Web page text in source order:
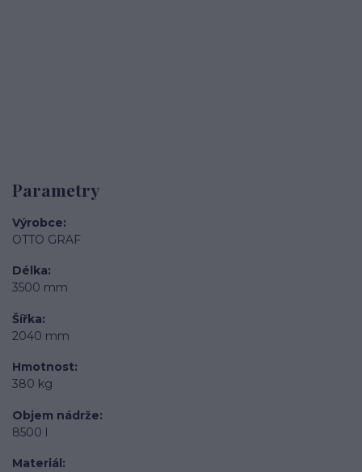
Parametry
Výrobce
OTTO GRAF
Délka
3500 mm
Šířka
2040 mm
Hmotnost
380 kg
Objem nádrže
8500 l
Materiál